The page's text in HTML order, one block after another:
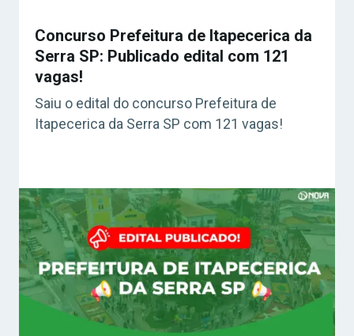
Concurso Prefeitura de Itapecerica da
Serra SP: Publicado edital com 121
vagas!
Saiu o edital do concurso Prefeitura de
Itapecerica da Serra SP com 121 vagas!